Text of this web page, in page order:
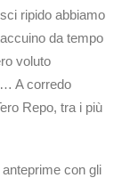
ripido abbiamo
da tempo
voluto
A corredo
Repo, tra i più
con gli